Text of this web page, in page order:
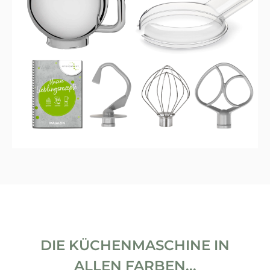
DIE KÜCHENMASCHINE IN
ALLEN FARBEN...